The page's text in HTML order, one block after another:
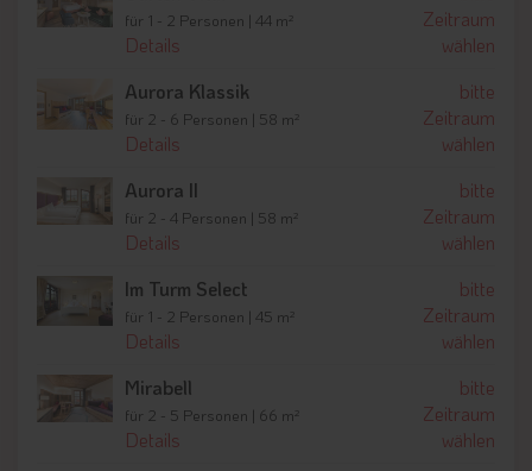
kosmetische Anwendungen
und Anwendungen im Bereich
von
Ayurvedabieten Harmonie und Entspannung auf
höchstem Niveau. Das beeindruckende Panorama der
Dolomiten lässt sich nicht nur in der Natur, sondern auch
Wellnessbereich im chlorfreien Innen- und Außenpool
Sommer
Outdoor Aktivitäten wie
Wandern, Nordic Walking, Klettern,
sind in der alpinen und mediterranen Landschaft des
Pustertals und blühenden Almwiesen, umgeben von den rund
250 Jahre altenDolomiten
, eine wahre
Winter
für 1 - 2 Personen | 44 m²
Details
Zeitraum
wählen
Aurora Klassik
für 2 - 6 Personen | 58 m²
Details
bitte
Zeitraum
wählen
Aurora II
für 2 - 4 Personen | 58 m²
Details
bitte
Zeitraum
wählen
Im Turm Select
für 1 - 2 Personen | 45 m²
Details
bitte
Zeitraum
wählen
Mirabell
für 2 - 5 Personen | 66 m²
Details
bitte
Zeitraum
wählen